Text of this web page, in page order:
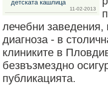
детската кашлица
11-02-2013
лечебни заведения,
диагноза - в
клиниките в
безвъзмездно
публикацията.